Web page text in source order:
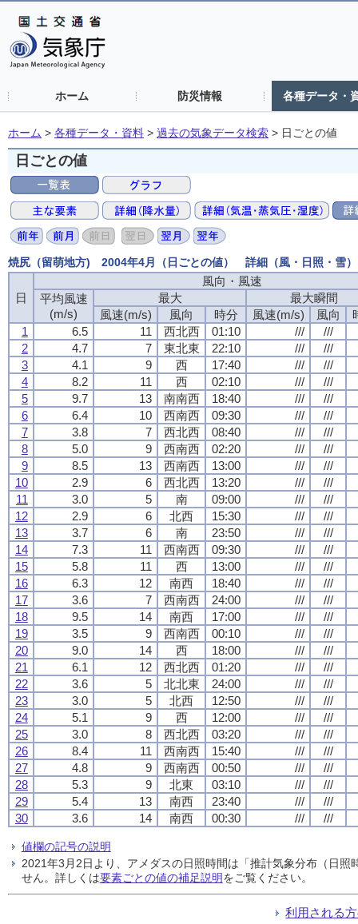
ホーム 防災情報 各種データ・
ホーム > 各種データ・資料 > 過去の気象データ検索 > 日ごとの値
日ごとの値
焼尻（留萌地方) 2004年4月（日ごとの値） 詳細（風・日照・雪）
日
風向・風速
平均風速
(m/s)
最大
最大瞬間
風速(m/s)
風向 時分 風速(m/s) 風向
1
6.5 11 西北西 01:10 ///
///
2
4.7 7 東北東 22:10 ///
///
3
4.1 9 西 17:40 ///
///
4
8.2 11 西 02:10 ///
///
5
9.7 13 南南西 18:40 ///
///
6
6.4 10 西南西 09:30 ///
///
7
3.8 7 西北西 08:40 ///
///
8
5.0 9 西南西 02:20 ///
///
9
8.5 13 西南西 13:00 ///
///
10
2.9 6 西北西 13:20 ///
///
11
3.0 5 南 09:00 ///
///
12
2.9 6 北西 15:30 ///
///
13
3.7 6 南 23:50 ///
///
14
7.3 11 西南西 09:30 ///
///
15
5.8 11 西 13:00 ///
///
16
6.3 12 南西 18:40 ///
///
17
3.6 7 西南西 24:00 ///
///
18
9.5 14 南西 17:00 ///
///
19
3.5 9 西南西 00:10 ///
///
20
9.0 14 西 18:00 ///
///
21
6.1 12 西北西 01:20 ///
///
22
3.6 5 北北東 24:00 ///
///
23
3.0 5 北西 12:50 ///
///
24
5.1 9 西 12:00 ///
///
25
3.0 8 西北西 03:20 ///
///
26
8.4 11 西南西 15:40 ///
///
27
4.8 9 西南西 00:50 ///
///
28
5.3 9 北東 03:10 ///
///
29
5.4 13 南西 23:40 ///
///
30
3.6 14 南西 00:30 /// ///
値欄の記号の説明
2021年3月2日より、アメダスの日照時間は「推計気象分布（日
せん。詳しくは要素ごとの値の補足説明をご覧ください。
利用される